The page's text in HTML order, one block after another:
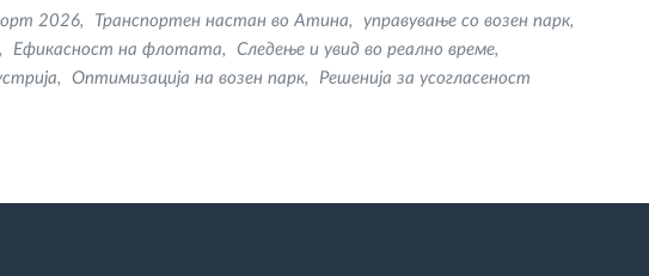
2026 Транспортен настан во Атина
управување со возен парк
Ефикасност на флотата
Следење и увид во реално време
Оптимизација на возен парк Решенија за усогласеност